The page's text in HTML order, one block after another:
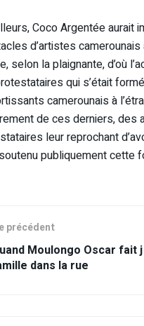
Coco Argentée aurait
d’artistes
selon la plaignante, d’où
qui s’était
camerounais à
de ces derniers,
leur reprochant
publiquement cette
précédent
Moulongo Oscar fait
dans la rue